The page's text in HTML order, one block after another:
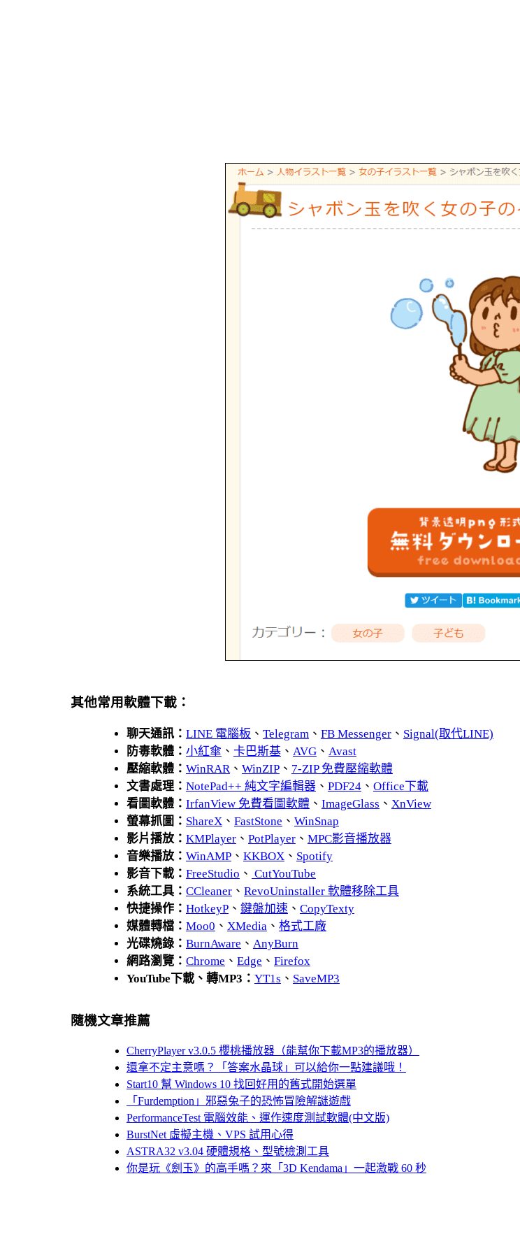
其他常用軟體下載：
聊天通訊： LINE 電腦板 、 Telegram、 FB Messenger、 Signal(取代LINE)
防毒軟體： 小紅傘 、 卡巴斯基、 AVG、 Avast
壓縮軟體： WinRAR、 WinZIP、 7-ZIP 免費壓縮軟體
文書處理： NotePad++ 純文字編輯器、 PDF24、 Office下載
看圖軟體： IrfanView 免費看圖軟體、 ImageGlass 、 XnView
螢幕抓圖： ShareX、 FastStone 、 WinSnap
影片播放： KMPlayer、 PotPlayer、 MPC影音播放器
音樂播放： WinAMP、 KKBOX、 Spotify
影音下載： FreeStudio 、 CutYouTube
系統工具： CCleaner、 RevoUninstaller 軟體移除工具
快捷操作： HotkeyP、 鍵盤加速、 CopyTexty
媒體轉檔： Moo0 、 XMedia、 格式工廠
光碟燒錄： BurnAware 、 AnyBurn
網路瀏覽： Chrome 、 Edge 、 Firefox
YouTube下載、轉MP3： YT1s 、 SaveMP3
隨機文章推薦
CherryPlayer v3.0.5 櫻桃播放器（能幫你下載MP3的播放器）
還拿不定主意嗎？「答案水晶球」可以給你一點建議哦！
Start10 幫 Windows 10 找回好用的舊式開始選單
「Furdemption」邪惡兔子的恐怖冒險解謎遊戲
PerformanceTest 電腦效能、運作速度測試軟體(中文版)
BurstNet 虛擬主機、VPS 試用心得
ASTRA32 v3.04 硬體規格、型號檢測工具
你是玩《劍玉》的高手嗎？來「3D Kendama」一起激戰 60 秒